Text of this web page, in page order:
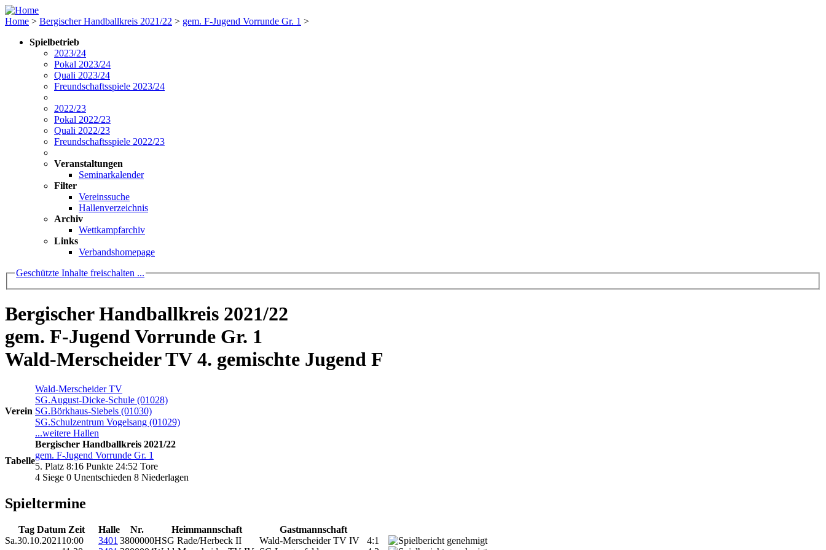
Home > Bergischer Handballkreis 2021/22 > gem. F-Jugend Vorrunde Gr. 1 >
Spielbetrieb
2023/24
Pokal 2023/24
Quali 2023/24
Freundschaftsspiele 2023/24
2022/23
Pokal 2022/23
Quali 2022/23
Freundschaftsspiele 2022/23
Veranstaltungen
Seminarkalender
Filter
Vereinssuche
Hallenverzeichnis
Archiv
Wettkampfarchiv
Links
Verbandshomepage
Geschützte Inhalte freischalten ...
Bergischer Handballkreis 2021/22
gem. F-Jugend Vorrunde Gr. 1
Wald-Merscheider TV 4. gemischte Jugend F
Verein
Wald-Merscheider TV
SG.August-Dicke-Schule (01028)
SG.Börkhaus-Siebels (01030)
SG.Schulzentrum Vogelsang (01029)
...weitere Hallen
Tabelle
Bergischer Handballkreis 2021/22
gem. F-Jugend Vorrunde Gr. 1
5. Platz 8:16 Punkte 24:52 Tore
4 Siege 0 Unentschieden 8 Niederlagen
Spieltermine
Tag Datum Zeit Halle Nr. Heimmannschaft
Gastmannschaft
Sa.30.10.2021 10:00 3401 3800000HSG Rade/Herbeck II Wald-Merscheider TV IV
4:1